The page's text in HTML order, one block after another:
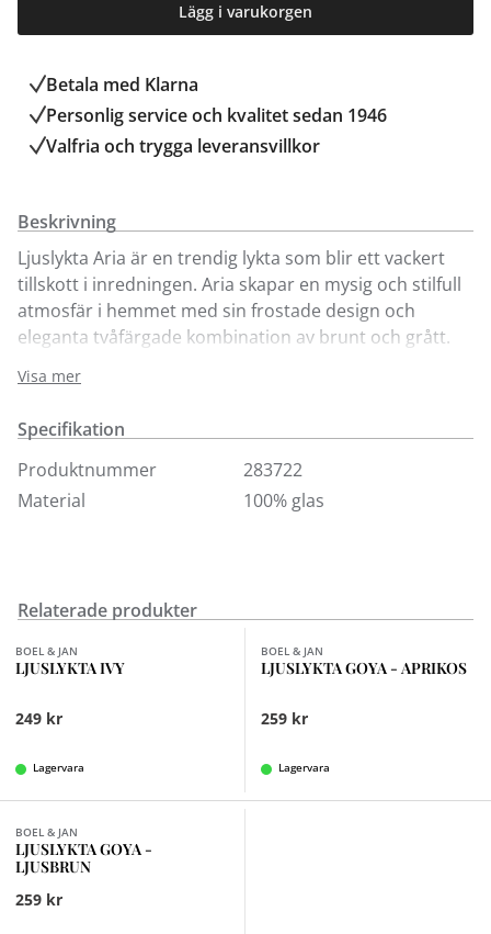
Lägg i varukorgen
Betala med Klarna
Personlig service och kvalitet sedan 1946
Valfria och trygga leveransvillkor
Beskrivning
Ljuslykta Aria är en trendig lykta som blir ett vackert
tillskott i inredningen. Aria skapar en mysig och stilfull
atmosfär i hemmet med sin frostade design och
eleganta tvåfärgade kombination av brunt och grått.
kombinera. Placera lyktan i fönstret, på en hylla eller
ett bord för att skapa en lugnande belysning och
harmonisk stämning.
Lykta Aria finns att köpa i vår butik i Kungens Kurva.
Visa mer
Specifikation
Produktnummer
283722
Material
100% glas
Relaterade produkter
BOEL & JAN
LJUSLYKTA IVY
249 kr
Lagervara
BOEL & JAN
LJUSLYKTA GOYA - APRIKOS
259 kr
Lagervara
BOEL & JAN
LJUSLYKTA GOYA -
LJUSBRUN
259 kr